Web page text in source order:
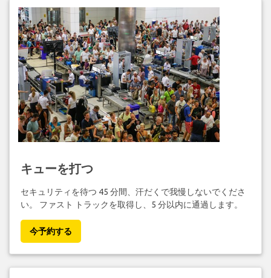
キューを打つ
セキュリティを待つ 45 分間、汗だくで我慢しないでくださ
い。 ファスト トラックを取得し、5 分以内に通過します。
今予約する